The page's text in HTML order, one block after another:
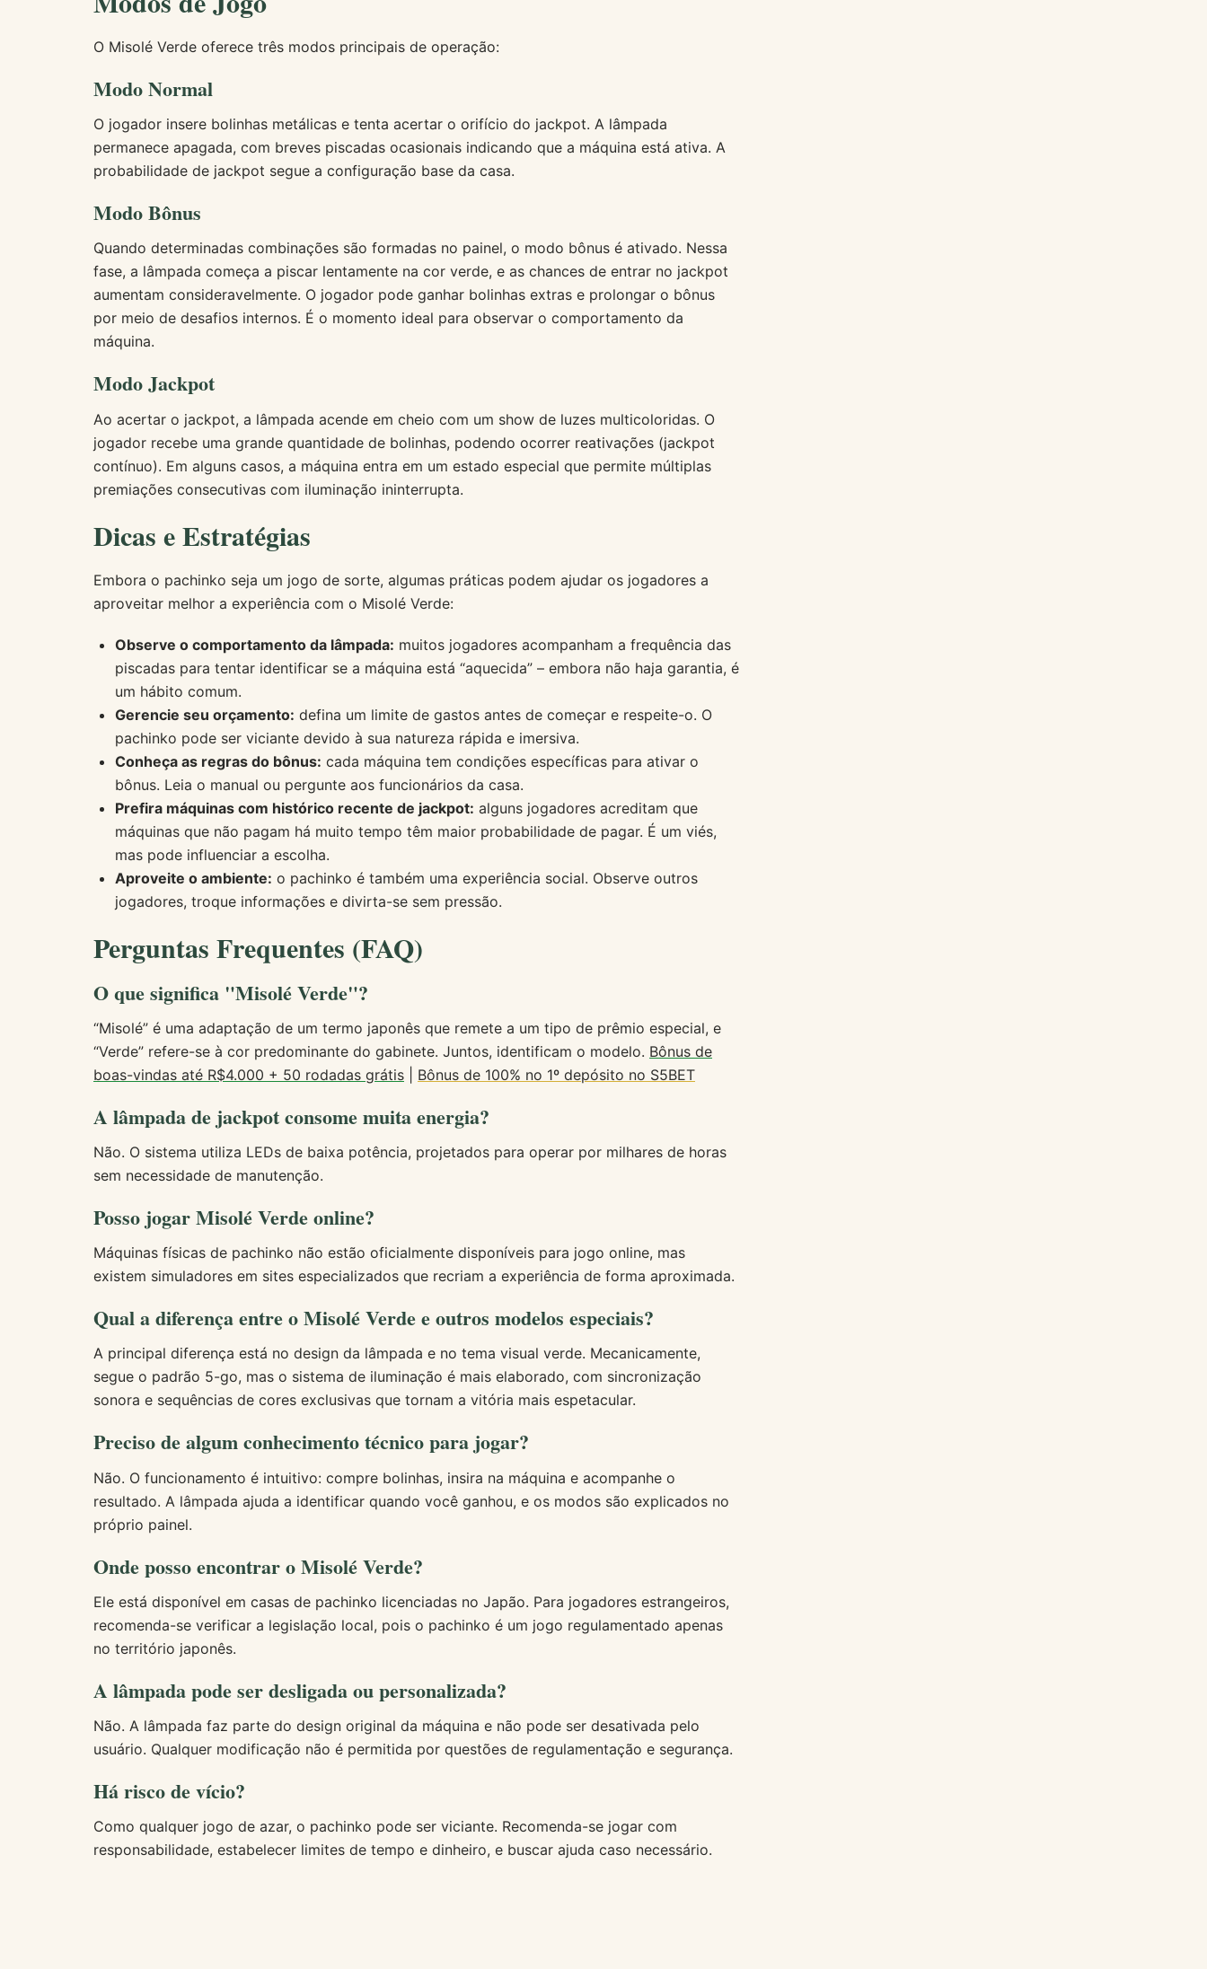
O Misolé Verde oferece três modos principais de operação:
Modo Normal
O jogador insere bolinhas metálicas e tenta acertar o orifício do jackpot. A lâmpada
permanece apagada, com breves piscadas ocasionais indicando que a máquina está ativa. A
probabilidade de jackpot segue a configuração base da casa.
Modo Bônus
Quando determinadas combinações são formadas no painel, o modo bônus é ativado. Nessa
fase, a lâmpada começa a piscar lentamente na cor verde, e as chances de entrar no jackpot
aumentam consideravelmente. O jogador pode ganhar bolinhas extras e prolongar o bônus
por meio de desafios internos. É o momento ideal para observar o comportamento da
máquina.
Modo Jackpot
Ao acertar o jackpot, a lâmpada acende em cheio com um show de luzes multicoloridas. O
jogador recebe uma grande quantidade de bolinhas, podendo ocorrer reativações (jackpot
contínuo). Em alguns casos, a máquina entra em um estado especial que permite múltiplas
premiações consecutivas com iluminação ininterrupta.
Dicas e Estratégias
Embora o pachinko seja um jogo de sorte, algumas práticas podem ajudar os jogadores a
aproveitar melhor a experiência com o Misolé Verde:
Observe o comportamento da lâmpada: muitos jogadores acompanham a frequência das
piscadas para tentar identificar se a máquina está “aquecida” – embora não haja garantia, é
um hábito comum.
Gerencie seu orçamento: defina um limite de gastos antes de começar e respeite-o. O
pachinko pode ser viciante devido à sua natureza rápida e imersiva.
Conheça as regras do bônus: cada máquina tem condições específicas para ativar o
bônus. Leia o manual ou pergunte aos funcionários da casa.
Prefira máquinas com histórico recente de jackpot: alguns jogadores acreditam que
máquinas que não pagam há muito tempo têm maior probabilidade de pagar. É um viés,
mas pode influenciar a escolha.
Aproveite o ambiente: o pachinko é também uma experiência social. Observe outros
jogadores, troque informações e divirta-se sem pressão.
Perguntas Frequentes (FAQ)
O que significa "Misolé Verde"?
“Misolé” é uma adaptação de um termo japonês que remete a um tipo de prêmio especial, e
“Verde” refere-se à cor predominante do gabinete. Juntos, identificam o modelo. Bônus de
boas-vindas até R$4.000 + 50 rodadas grátis
Bônus de 100% no 1º depósito no S5BET
A lâmpada de jackpot consome muita energia?
Não. O sistema utiliza LEDs de baixa potência, projetados para operar por milhares de horas
sem necessidade de manutenção.
Posso jogar Misolé Verde online?
Máquinas físicas de pachinko não estão oficialmente disponíveis para jogo online, mas
existem simuladores em sites especializados que recriam a experiência de forma aproximada.
Qual a diferença entre o Misolé Verde e outros modelos especiais?
A principal diferença está no design da lâmpada e no tema visual verde. Mecanicamente,
segue o padrão 5-go, mas o sistema de iluminação é mais elaborado, com sincronização
sonora e sequências de cores exclusivas que tornam a vitória mais espetacular.
Preciso de algum conhecimento técnico para jogar?
Não. O funcionamento é intuitivo: compre bolinhas, insira na máquina e acompanhe o
resultado. A lâmpada ajuda a identificar quando você ganhou, e os modos são explicados no
próprio painel.
Onde posso encontrar o Misolé Verde?
Ele está disponível em casas de pachinko licenciadas no Japão. Para jogadores estrangeiros,
recomenda-se verificar a legislação local, pois o pachinko é um jogo regulamentado apenas
no território japonês.
A lâmpada pode ser desligada ou personalizada?
Não. A lâmpada faz parte do design original da máquina e não pode ser desativada pelo
usuário. Qualquer modificação não é permitida por questões de regulamentação e segurança.
Há risco de vício?
Como qualquer jogo de azar, o pachinko pode ser viciante. Recomenda-se jogar com
responsabilidade, estabelecer limites de tempo e dinheiro, e buscar ajuda caso necessário.